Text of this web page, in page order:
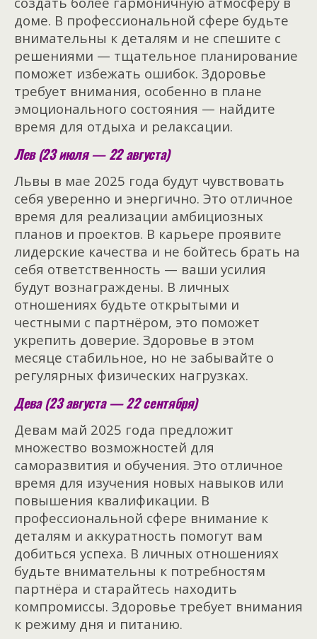
доме. В профессиональной сфере будьте
внимательны к деталям и не спешите с
решениями — тщательное планирование
поможет избежать ошибок. Здоровье
требует внимания, особенно в плане
эмоционального состояния — найдите
время для отдыха и релаксации.
Лев (23 июля — 22 августа)
Львы в мае 2025 года будут чувствовать
себя уверенно и энергично. Это отличное
время для реализации амбициозных
планов и проектов. В карьере проявите
лидерские качества и не бойтесь брать на
себя ответственность — ваши усилия
будут вознаграждены. В личных
отношениях будьте открытыми и
честными с партнёром, это поможет
укрепить доверие. Здоровье в этом
месяце стабильное, но не забывайте о
регулярных физических нагрузках.
Дева (23 августа — 22 сентября)
Девам май 2025 года предложит
множество возможностей для
саморазвития и обучения. Это отличное
время для изучения новых навыков или
повышения квалификации. В
профессиональной сфере внимание к
деталям и аккуратность помогут вам
добиться успеха. В личных отношениях
будьте внимательны к потребностям
партнёра и старайтесь находить
компромиссы. Здоровье требует внимания
к режиму дня и питанию.